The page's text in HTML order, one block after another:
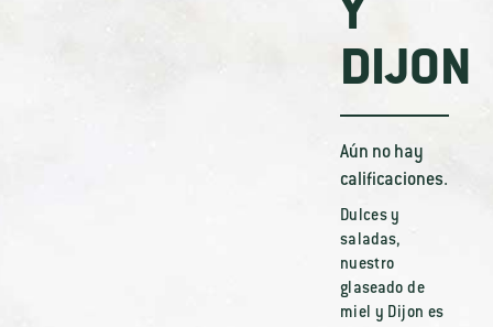
Y
DIJON
Aún no hay
calificaciones.
Dulces y
saladas,
nuestro
glaseado de
miel y Dijon es